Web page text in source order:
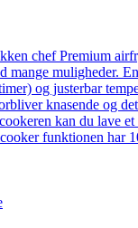
chef Premium
muligheder.
og justerbar
knasende og
kan du lave
funktionen har